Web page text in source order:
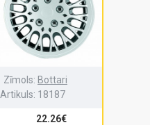
Zīmols: Bottari
Artikuls: 18187
22.26€